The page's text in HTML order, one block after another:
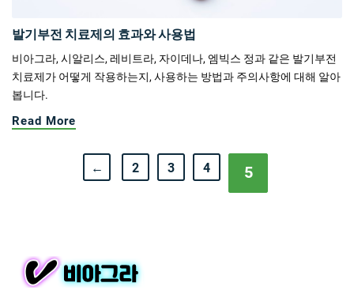
발기부전 치료제의 효과와 사용법
비아그라, 시알리스, 레비트라, 자이데나, 엠빅스 정과 같은 발기부전
치료제가 어떻게 작용하는지, 사용하는 방법과 주의사항에 대해 알아
봅니다.
Read More
← 2 3 4 5